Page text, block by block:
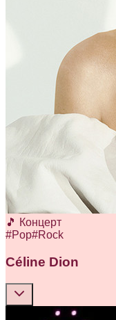
🎵 Концерт
#Pop#Rock
Céline Dion